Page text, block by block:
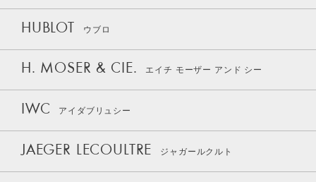
HUBLOT ウブロ
H. MOSER & CIE. エイチ モーザー アンド シー
IWC アイダブリュシー
JAEGER LECOULTRE ジャガールクルト